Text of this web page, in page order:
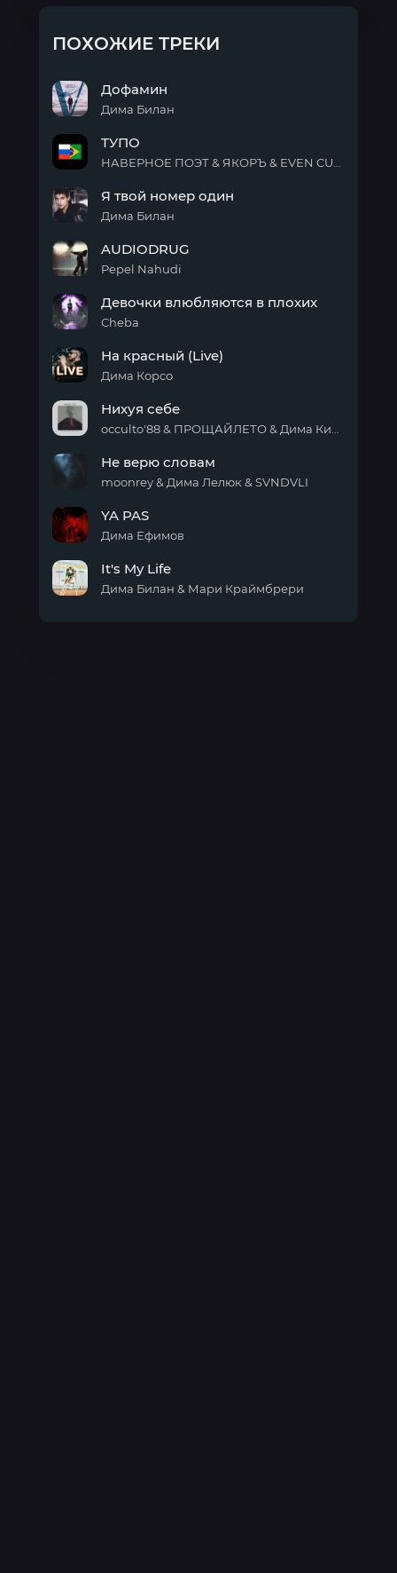
ПОХОЖИЕ ТРЕКИ
Дофамин
Дима Билан
ТУПО
твой
номер
Я твой номер один
Дима Билан
AUDIODRUG
Pepel Nahudi
влюбляются
в
Девочки влюбляются в плохих
Cheba
красный
(Live)
На красный (Live)
Дима Корсо
себе
Нихуя себе
верю
словам
Не верю словам
moonrey & Дима Лелюк & SVNDVLI
PAS
YA PAS
Дима Ефимов
It's My Life
Дима Билан & Мари Краймбрери